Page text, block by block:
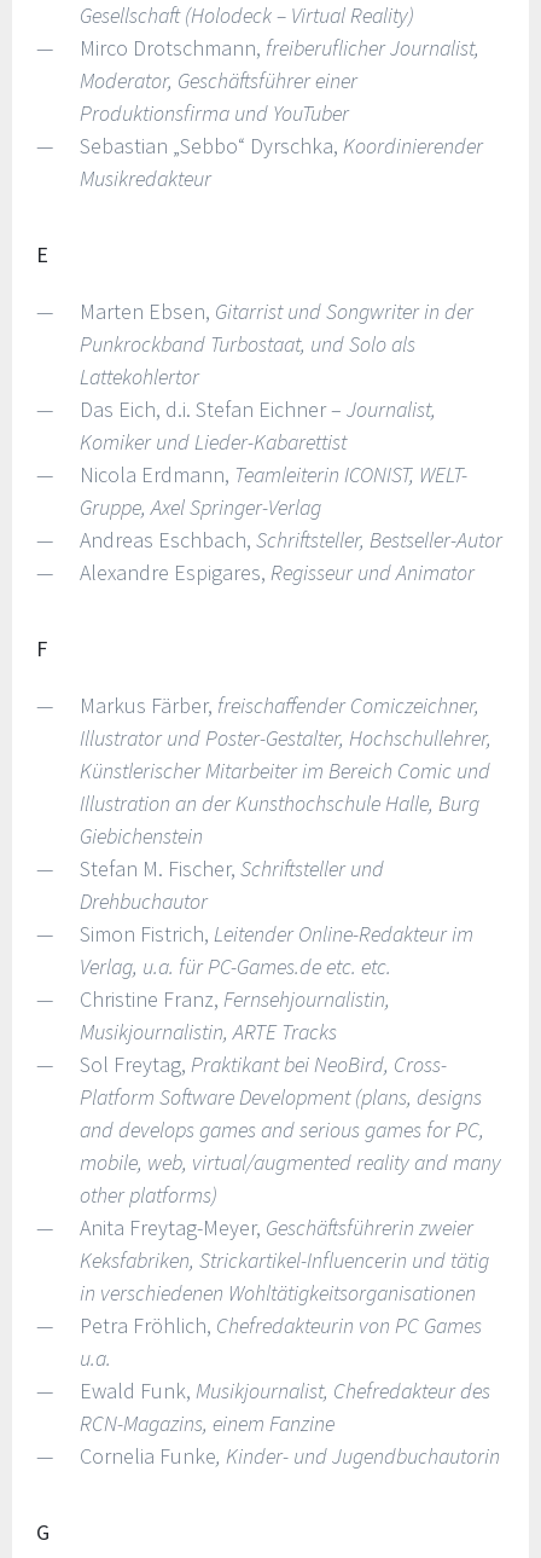
Gesellschaft (Holodeck – Virtual Reality)
Mirco Drotschmann, freiberuflicher Journalist,
Moderator, Geschäftsführer einer
Produktionsfirma und YouTuber
Sebastian „Sebbo“ Dyrschka, Koordinierender
Musikredakteur
E
Marten Ebsen, Gitarrist und Songwriter in der
Punkrockband Turbostaat, und Solo als
Lattekohlertor
Das Eich, d.i. Stefan Eichner – Journalist,
Komiker und Lieder-Kabarettist
Nicola Erdmann, Teamleiterin ICONIST, WELT-
Gruppe, Axel Springer-Verlag
Andreas Eschbach, Schriftsteller, Bestseller-Autor
Alexandre Espigares, Regisseur und Animator
F
Markus Färber, freischaffender Comiczeichner,
Illustrator und Poster-Gestalter, Hochschullehrer,
Künstlerischer Mitarbeiter im Bereich Comic und
Illustration an der Kunsthochschule Halle, Burg
Giebichenstein
Stefan M. Fischer, Schriftsteller und
Drehbuchautor
Simon Fistrich, Leitender Online-Redakteur im
Verlag, u.a. für PC-Games.de etc. etc.
Christine Franz, Fernsehjournalistin,
Musikjournalistin, ARTE Tracks
Sol Freytag, Praktikant bei NeoBird, Cross-
Platform Software Development (plans, designs
and develops games and serious games for PC,
mobile, web, virtual/augmented reality and many
other platforms)
Anita Freytag-Meyer, Geschäftsführerin zweier
Keksfabriken, Strickartikel-Influencerin und tätig
in verschiedenen Wohltätigkeitsorganisationen
Petra Fröhlich, Chefredakteurin von PC Games
u.a.
Ewald Funk, Musikjournalist, Chefredakteur des
RCN-Magazins, einem Fanzine
Cornelia Funke, Kinder- und Jugendbuchautorin
G